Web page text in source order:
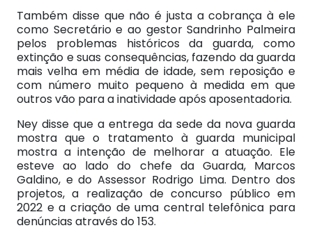
Também disse que não é justa a cobrança à ele
como Secretário e ao gestor Sandrinho Palmeira
pelos problemas históricos da guarda, como
extinção e suas consequências, fazendo da guarda
mais velha em média de idade, sem reposição e
com número muito pequeno à medida em que
outros vão para a inatividade após aposentadoria.
Ney disse que a entrega da sede da nova guarda
mostra que o tratamento à guarda municipal
mostra a intenção de melhorar a atuação. Ele
esteve ao lado do chefe da Guarda, Marcos
Galdino, e do Assessor Rodrigo Lima. Dentro dos
projetos, a realização de concurso público em
2022 e a criação de uma central telefônica para
denúncias através do 153.